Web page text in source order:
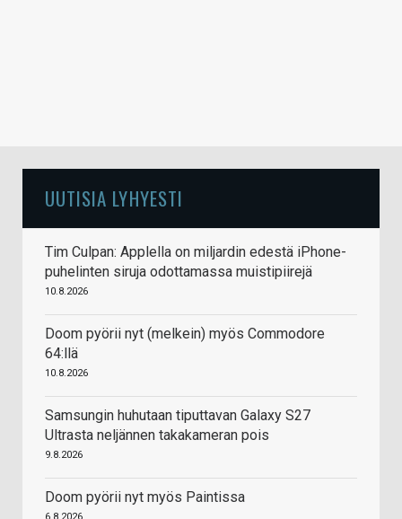
UUTISIA LYHYESTI
Tim Culpan: Applella on miljardin edestä iPhone-
puhelinten siruja odottamassa muistipiirejä
10.8.2026
Doom pyörii nyt (melkein) myös Commodore
64:llä
10.8.2026
Samsungin huhutaan tiputtavan Galaxy S27
Ultrasta neljännen takakameran pois
9.8.2026
Doom pyörii nyt myös Paintissa